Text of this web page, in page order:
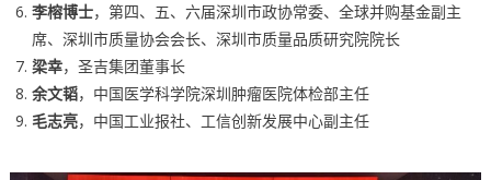
李榕博士，第四、五、六届深圳市政协常委、全球并购基金副主
席、深圳市质量协会会长、深圳市质量品质研究院院长
梁幸，圣吉集团董事长
余文韬，中国医学科学院深圳肿瘤医院体检部主任
毛志亮，中国工业报社、工信创新发展中心副主任